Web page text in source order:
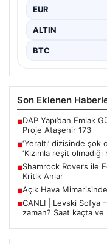
EUR
ALTIN
BTC
Son Eklenen
■DAP Yapı’dan Emlak
Proje Ataşehir 173
■‘Yeraltı’ dizisinde
‘Kızımla reşit
■Shamrock Rovers ile
Kritik Anlar
■Açık Hava
■CANLI | Levski Sofya
zaman? Saat kaçta